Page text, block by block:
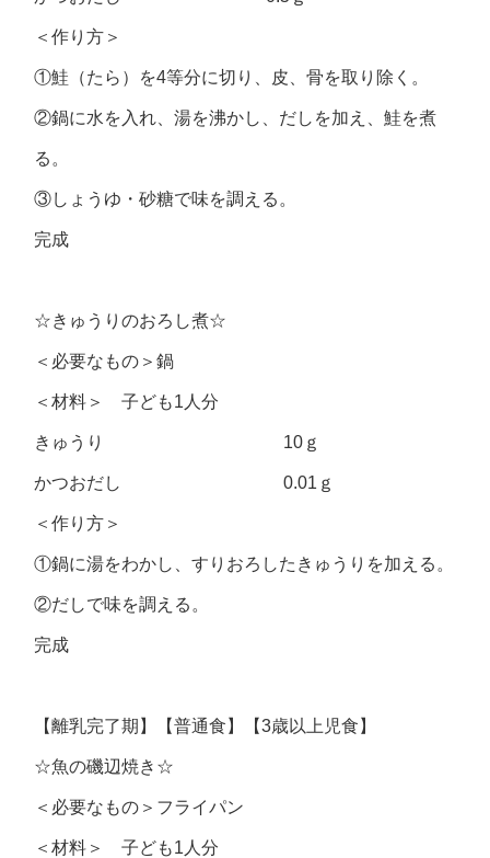
＜作り方＞
①鮭（たら）を4等分に切り、皮、骨を取り除く。
②鍋に水を入れ、湯を沸かし、だしを加え、鮭を煮
る。
③しょうゆ・砂糖で味を調える。
完成
☆きゅうりのおろし煮☆
＜必要なもの＞鍋
＜材料＞ 子ども1人分
きゅうり 10ｇ
かつおだし 0.01ｇ
＜作り方＞
①鍋に湯をわかし、すりおろしたきゅうりを加える。
②だしで味を調える。
完成
【離乳完了期】【普通食】【3歳以上児食】
☆魚の磯辺焼き☆
＜必要なもの＞フライパン
＜材料＞ 子ども1人分